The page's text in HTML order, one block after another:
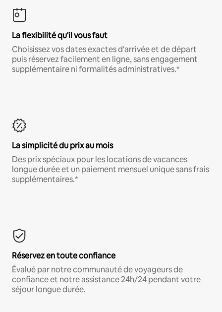
La flexibilité qu'il vous faut
Choisissez vos dates exactes d'arrivée et de départ
puis réservez facilement en ligne, sans engagement
supplémentaire ni formalités administratives.*
La simplicité du prix au mois
Des prix spéciaux pour les locations de vacances
longue durée et un paiement mensuel unique sans frais
supplémentaires.*
Réservez en toute confiance
Évalué par notre communauté de voyageurs de
confiance et notre assistance 24h/24 pendant votre
séjour longue durée.